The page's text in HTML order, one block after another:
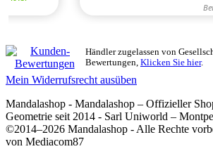
Händler zugelassen von
Bewertungen, Klicken Sie hier.
Mein Widerrufsrecht ausüben
Mandalashop - Mandalashop – Offizieller
Geometrie seit 2014 - Sarl Uniworld –
©2014–2026 Mandalashop - Alle Rechte
von Mediacom87